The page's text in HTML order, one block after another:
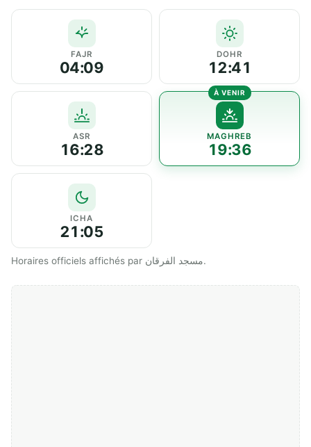
FAJR
04:09
DOHR
12:41
ASR
16:28
MAGHREB
19:36
ICHA
21:05
Horaires officiels affichés par مسجد الفرقان.